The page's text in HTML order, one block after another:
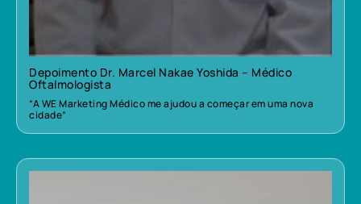
Depoimento Dr. Marcel Nakae Yoshida – Médico
Oftalmologista
“A WE Marketing Médico me ajudou a começar em uma nova
cidade”